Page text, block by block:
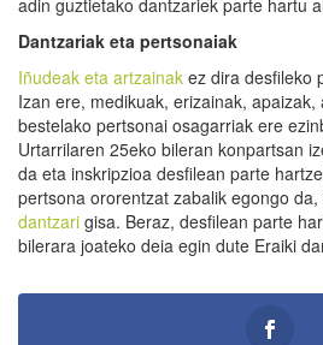
Dantzariak eta pertsonaiak
Iñudeak eta artzainak ez dira desfileko
Izan ere, medikuak, erizainak,
bestelako pertsonai osagarriak ere
Urtarrilaren 25eko bileran konpartsan
da eta inskripzioa desfilean parte
pertsona ororentzat zabalik egongo
dantzari gisa. Beraz, desfilean parte
bilerara joateko deia egin dute Eraiki